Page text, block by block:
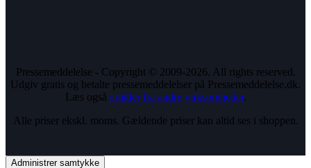
Pressemeddelelse - Copyright © 2009-2026. All rights reserved.
Udgiv gratis og betalte pressemeddelelser på Pressemeddelelse.dk.
Læs også artikler fra andre virksomheder.
Alle priser ekskl. moms. Gældende priser kan altid ses i shoppen.
Administrer samtykke